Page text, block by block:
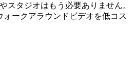
スタジオはもう必要ありません。
ォークアラウンドビデオを低コス